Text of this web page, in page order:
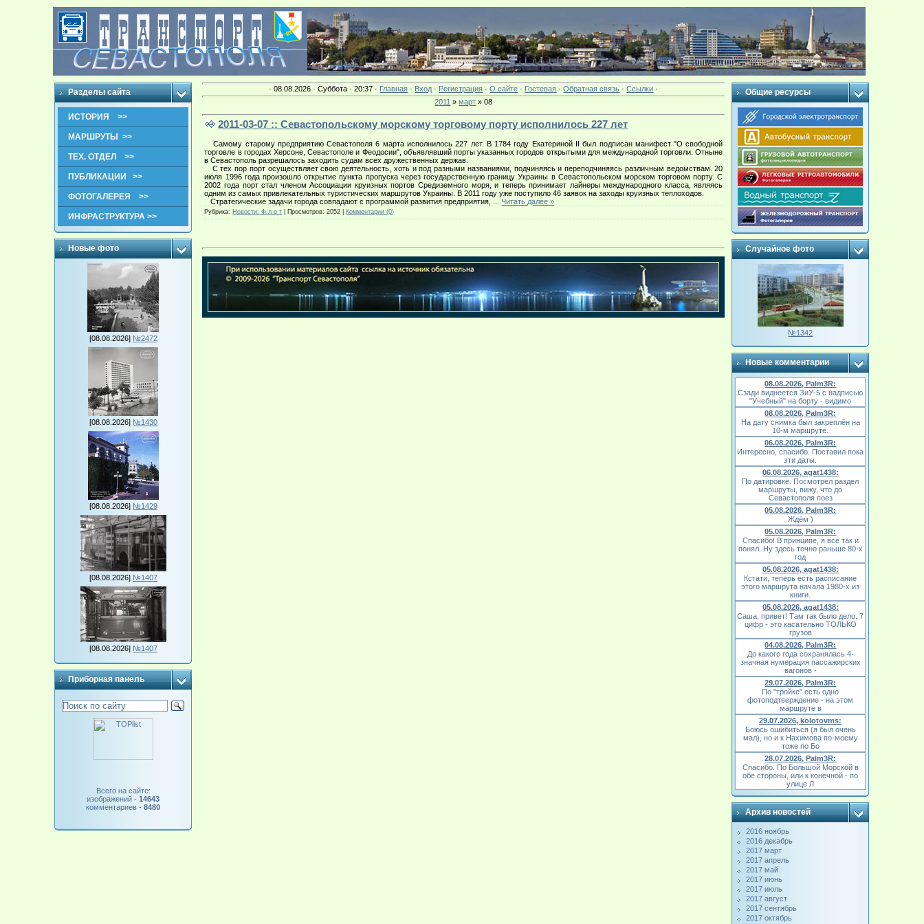
Разделы сайта
ИСТОРИЯ >>
МАРШРУТЫ >>
ТЕХ. ОТДЕЛ >>
ПУБЛИКАЦИИ >>
ФОТОГАЛЕРЕЯ >>
ИНФРАСТРУКТУРА >>
Новые фото
[08.08.2026] №2472
[08.08.2026] №1430
[08.08.2026] №1429
[08.08.2026] №1407
[08.08.2026] №1407
Приборная панель
Всего на сайте:
изображений -14643
комментариев -8480
· 08.08.2026 · Суббота · 20:37 · Главная · Вход · Регистрация ·О сайте · Гостевая ·Обратная связь ·Ссылки ·
2011 » март » 08
2011-03-07 :: Севастопольскому морскому торговому порту исполнилось 227 лет
Самому старому предприятию Севастополя 6 марта исполнилось 227 лет. В 1784 году Екатериной II был подписан манифест "О свободной
торговле в городах Херсоне, Севастополе и Феодосии", объявлявший порты указанных городов открытыми для международной торговли. Отныне
в Севастополь разрешалось заходить судам всех дружественных держав.
С тех пор порт осуществляет свою деятельность, хоть и под разными названиями, подчиняясь и переподчиняясь различным ведомствам. 20
июля 1996 года произошло открытие пункта пропуска через государственную границу Украины в Севастопольском морском торговом порту. С
2002 года порт стал членом Ассоциации круизных портов Средиземного моря, и теперь принимает лайнеры международного класса, являясь
одним из самых привлекательных туристических маршрутов Украины. В 2011 году уже поступило 46 заявок на заходы круизных теплоходов.
Стратегические задачи города совпадают с программой развития предприятия,
Читать далее »
Рубрика: Новости: Ф л о т Просмотров: 2052 Комментарии (0)
Общие ресурсы
Случайное фото
№1342
Новые комментарии
08.08.2026, Palm3R:
Сзади виднеется ЗиУ-5 с надписью
"Учебный" на борту - видимо
08.08.2026, Palm3R:
На дату снимка был закреплён на
10-м маршруте.
06.08.2026, Palm3R:
Интересно, спасибо. Поставил пока
эти даты.
06.08.2026, agat1438:
По датировке. Посмотрел раздел
маршруты, вижу, что до
Севастополя поез
05.08.2026, Palm3R:
Ждём )
05.08.2026, Palm3R:
Спасибо! В принципе, я всё так и
понял. Ну здесь точно раньше 80-х
год
05.08.2026, agat1438:
Кстати, теперь есть расписание
этого маршрута начала 1980-х из
книги.
05.08.2026, agat1438:
Саша, привет! Там так было дело. 7
цифр - это касательно ТОЛЬКО
грузов
04.08.2026, Palm3R:
До какого года сохранялась 4-
значная нумерация пассажирских
вагонов -
29.07.2026, Palm3R:
По "тройке" есть одно
фотоподтверждение - на этом
маршруте в
29.07.2026, kolotovms:
Боюсь ошибиться (я был очень
мал), но и к Нахимова по-моему
тоже по Бо
28.07.2026, Palm3R:
Спасибо. По Большой Морской в
обе стороны, или к конечной - по
улице Л
Архив новостей
2016 ноябрь
2016 декабрь
2017 март
2017 апрель
2017 май
2017 июнь
2017 июль
2017 август
2017 сентябрь
2017 октябрь